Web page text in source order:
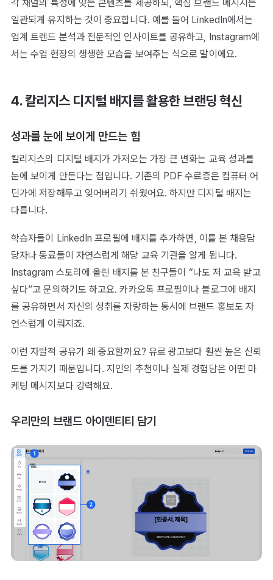
각 채널의 특성에 맞는 콘텐츠를 제공하되, 핵심 브랜드 메시지는
일관되게 유지하는 것이 중요합니다. 예를 들어 LinkedIn에서는
업계 트렌드 분석과 전문적인 인사이트를 공유하고, Instagram에
서는 수업 현장의 생생한 모습을 보여주는 식으로 말이에요.
4. 칼리지스 디지털 배지를 활용한 브랜딩 혁신
성과를 눈에 보이게 만드는 힘
칼리지스의 디지털 배지가 가져오는 가장 큰 변화는 교육 성과를
눈에 보이게 만든다는 점입니다. 기존의 PDF 수료증은 컴퓨터 어
딘가에 저장해두고 잊어버리기 쉬웠어요. 하지만 디지털 배지는
다릅니다.
학습자들이 LinkedIn 프로필에 배지를 추가하면, 이를 본 채용담
당자나 동료들이 자연스럽게 해당 교육 기관을 알게 됩니다.
Instagram 스토리에 올린 배지를 본 친구들이 “나도 저 교육 받고
싶다”고 문의하기도 하고요. 카카오톡 프로필이나 블로그에 배지
를 공유하면서 자신의 성취를 자랑하는 동시에 브랜드 홍보도 자
연스럽게 이뤄지죠.
이런 자발적 공유가 왜 중요할까요? 유료 광고보다 훨씬 높은 신뢰
도를 가지기 때문입니다. 지인의 추천이나 실제 경험담은 어떤 마
케팅 메시지보다 강력해요.
우리만의 브랜드 아이덴티티 담기